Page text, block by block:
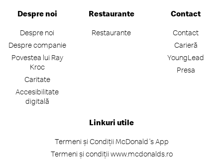
Despre noi
Despre noi
Despre companie
Povestea lui Ray
Kroc
Caritate
Accesibilitate
digitală
Restaurante
Restaurante
Contact
Contact
Carieră
YoungLead
Presa
Linkuri utile
Termeni și Condiții McDonald's App
Termeni și condiții www.mcdonalds.ro